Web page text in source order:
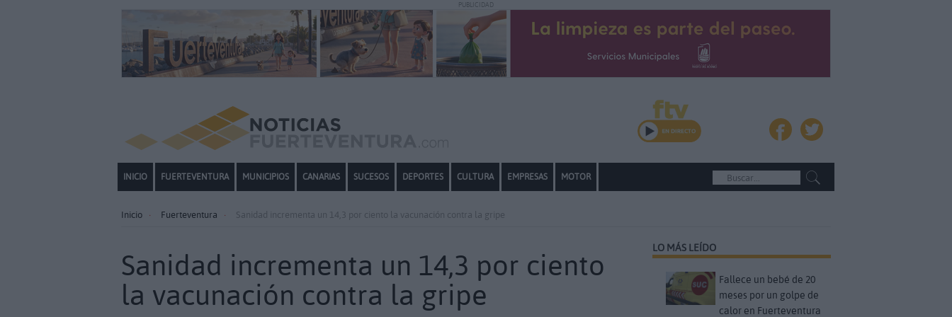
PUBLICIDAD
INICIO FUERTEVENTURA MUNICIPIOS CANARIAS SUCESOS DEPORTES CULTURA EMPRESAS MOTOR
Inicio Fuerteventura Sanidad incrementa un 14,3 por ciento la vacunación contra la gripe
Sanidad incrementa un 14,3 por ciento
la vacunación contra la gripe
LO MÁS LEÍDO
Fallece un bebé de 20
meses por un golpe de
calor en Fuerteventura